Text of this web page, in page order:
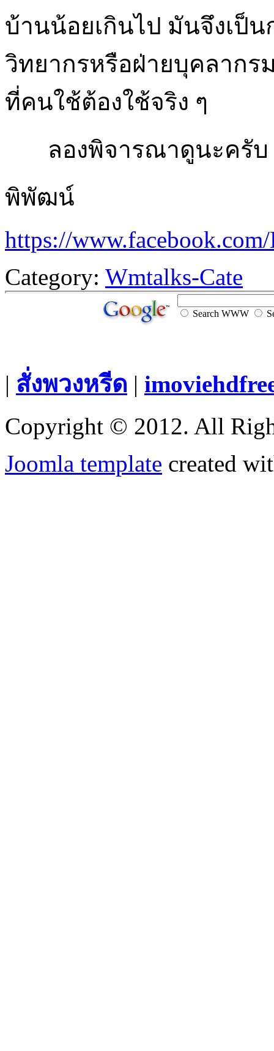
บ้านน้อยเกินไป มันจึงเป็
วิทยากรหรือฝ่ายบุคลากร
ที่คนใช้ต้องใช้จริง ๆ
ลองพิจารณาดูนะครับ
พิพัฒน์
https://
Category: Wmtalks-Cate
Search WWW
| สั่งพวงหรีด |
Copyright © 2012. All
Joomla template created